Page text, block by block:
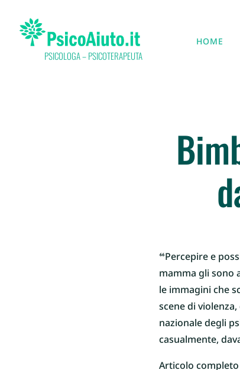
PSICOLOGA – PSICOTERAPEUTA
HOME
“Percepire e
mamma gli sono
le immagini che
scene di
nazionale degli
casualmente,